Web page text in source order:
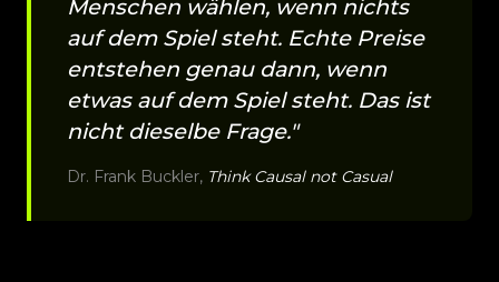
Menschen wählen, wenn nichts
auf dem Spiel steht. Echte Preise
entstehen genau dann, wenn
etwas auf dem Spiel steht. Das ist
nicht dieselbe Frage."
Dr. Frank Buckler, Think Causal not Casual